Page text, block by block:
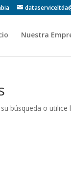
Nuestra
búsqueda o utilice